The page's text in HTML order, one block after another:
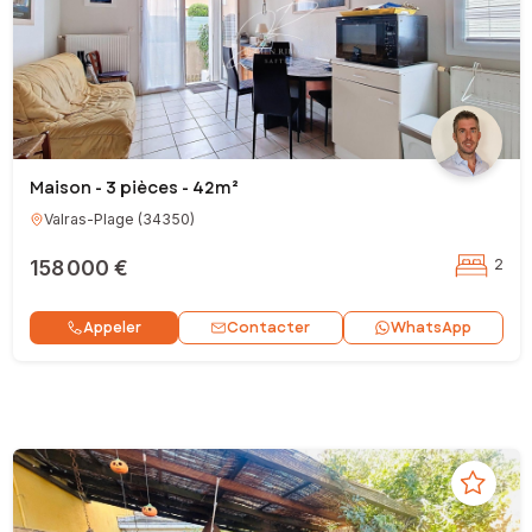
Maison - 3 pièces - 42m²
Valras-Plage (34350)
158 000 € 2
Appeler Contacter WhatsApp